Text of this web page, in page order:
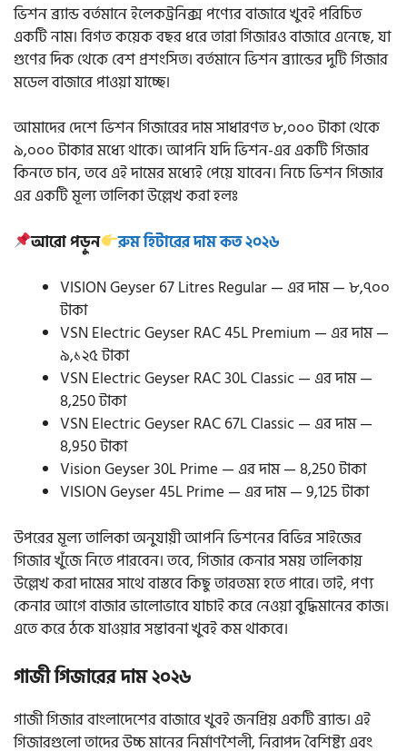
ভিশন ব্র্যান্ড বর্তমানে ইলেকট্রনিক্স পণ্যের বাজারে খুবই পরিচিত
একটি নাম। বিগত কয়েক বছর ধরে তারা গিজারও বাজারে এনেছে, যা
গুণের দিক থেকে বেশ প্রশংসিত। বর্তমানে ভিশন ব্র্যান্ডের দুটি গিজার
মডেল বাজারে পাওয়া যাচ্ছে।
আমাদের দেশে ভিশন গিজারের দাম সাধারণত ৮,০০০ টাকা থেকে
৯,০০০ টাকার মধ্যে থাকে। আপনি যদি ভিশন-এর একটি গিজার
কিনতে চান, তবে এই দামের মধ্যেই পেয়ে যাবেন। নিচে ভিশন গিজার
এর একটি মূল্য তালিকা উল্লেখ করা হলঃ
আরো পড়ুন
রুম হিটারের দাম কত ২০২৬
VISION Geyser 67 Litres Regular — এর দাম — ৮,৭০০
টাকা
VSN Electric Geyser RAC 45L Premium — এর দাম —
৯,১২৫ টাকা
VSN Electric Geyser RAC 30L Classic — এর দাম —
8,250 টাকা
VSN Electric Geyser RAC 67L Classic — এর দাম —
8,950 টাকা
Vision Geyser 30L Prime — এর দাম — 8,250 টাকা
VISION Geyser 45L Prime — এর দাম — 9,125 টাকা
উপরের মূল্য তালিকা অনুযায়ী আপনি ভিশনের বিভিন্ন সাইজের
গিজার খুঁজে নিতে পারবেন। তবে, গিজার কেনার সময় তালিকায়
উল্লেখ করা দামের সাথে বাস্তবে কিছু তারতম্য হতে পারে। তাই, পণ্য
কেনার আগে বাজার ভালোভাবে যাচাই করে নেওয়া বুদ্ধিমানের কাজ।
এতে করে ঠকে যাওয়ার সম্ভাবনা খুবই কম থাকবে।
গাজী গিজারের দাম ২০২৬
গাজী গিজার বাংলাদেশের বাজারে খুবই জনপ্রিয় একটি ব্র্যান্ড। এই
গিজারগুলো তাদের উচ্চ মানের নির্মাণশৈলী, নিরাপদ বৈশিষ্ট্য এবং